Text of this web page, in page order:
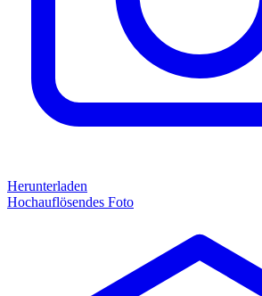
Herunterladen
Hochauflösendes Foto